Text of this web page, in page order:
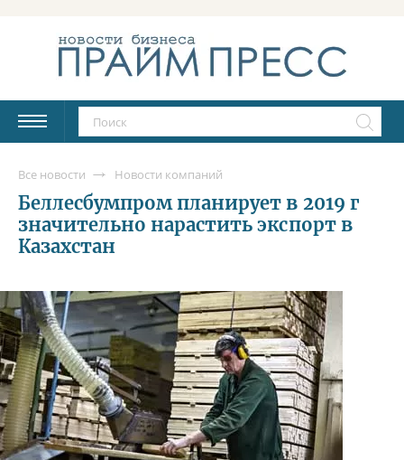
Все новости Новости компаний
Беллесбумпром планирует в 2019 г
значительно нарастить экспорт в
Казахстан